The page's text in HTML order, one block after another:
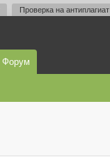
Проверка на антиплагиат
Форум